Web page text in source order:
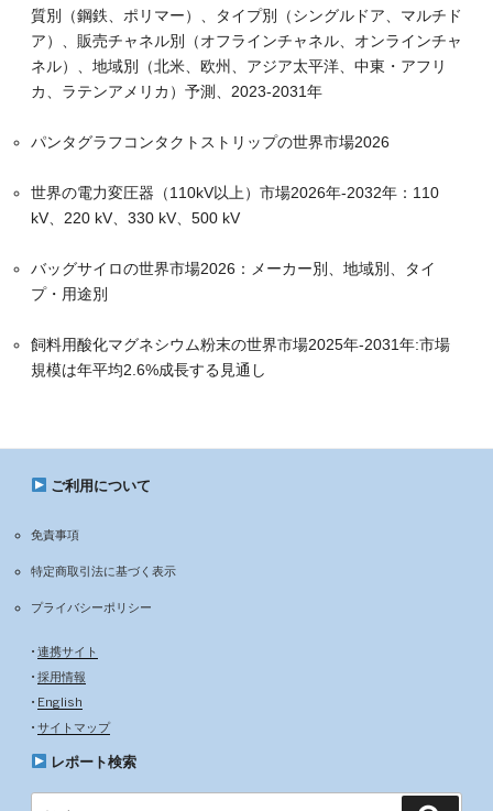
質別（鋼鉄、ポリマー）、タイプ別（シングルドア、マルチド
ア）、販売チャネル別（オフラインチャネル、オンラインチャ
ネル）、地域別（北米、欧州、アジア太平洋、中東・アフリ
カ、ラテンアメリカ）予測、2023-2031年
パンタグラフコンタクトストリップの世界市場2026
世界の電力変圧器（110kV以上）市場2026年-2032年：110
kV、220 kV、330 kV、500 kV
バッグサイロの世界市場2026：メーカー別、地域別、タイ
プ・用途別
飼料用酸化マグネシウム粉末の世界市場2025年-2031年:市場
規模は年平均2.6%成長する見通し
ご利用について
免責事項
特定商取引法に基づく表示
プライバシーポリシー
• 連携サイト
• 採用情報
• English
• サイトマップ
レポート検索